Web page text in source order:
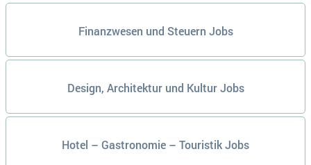
Finanzwesen und Steuern Jobs
Design, Architektur und Kultur Jobs
Hotel – Gastronomie – Touristik Jobs